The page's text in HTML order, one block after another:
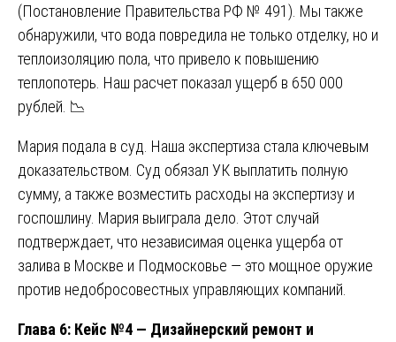
(Постановление Правительства РФ № 491). Мы также
обнаружили, что вода повредила не только отделку, но и
теплоизоляцию пола, что привело к повышению
теплопотерь. Наш расчет показал ущерб в 650 000
рублей. 📉
Мария подала в суд. Наша экспертиза стала ключевым
доказательством. Суд обязал УК выплатить полную
сумму, а также возместить расходы на экспертизу и
госпошлину. Мария выиграла дело. Этот случай
подтверждает, что независимая оценка ущерба от
залива в Москве и Подмосковье — это мощное оружие
против недобросовестных управляющих компаний.
Глава 6: Кейс №4 — Дизайнерский ремонт и